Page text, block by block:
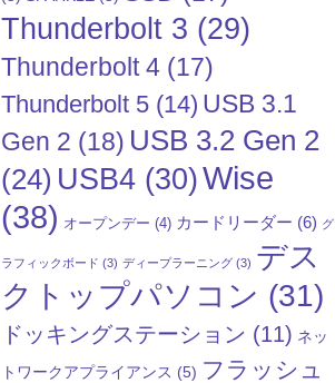
Thunderbolt 3 (29)
Thunderbolt 4 (17)
Thunderbolt 5 (14) USB 3.1
Gen 2 (18) USB 3.2 Gen 2
(24) USB4 (30)Wise
(38) オープンデー (4) カードリーダー (6) グ
ラフィックボード (3) ディープラーニング (3) デス
クトップパソコン (31)
ドッキングステーション (11) ネッ
トワークアプライアンス (5) フラッシュ